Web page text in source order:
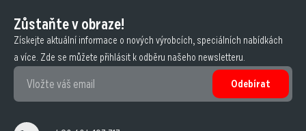
Zůstaňte v obraze!
Získejte aktuální informace o nových výrobcích, speciálních nabídkách
a více. Zde se můžete přihlásit k odběru našeho newsletteru.
Odebírat